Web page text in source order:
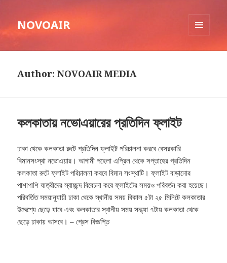
NOVOAIR
Author:NOVOAIR MEDIA
কলকাতায় নভোএয়ারের প্রতিদিন ফ্লাইট
ঢাকা থেকে কলকাতা রুটে প্রতিদিন ফ্লাইট পরিচালনা করবে বেসরকারি
বিমানসংস্থা নভোএয়ার। আগামী পহেলা এপ্রিল থেকে সপ্তাহের প্রতিদিন
কলকাতা রুটে ফ্লাইট পরিচালনা করবে বিমান সংস্থাটি। ফ্লাইট বাড়ানোর
পাশাপাশি যাত্রীদের স্বাচ্ছন্দ বিবেচনা করে ফ্লাইটের সময়ও পরিবর্তন করা হয়েছে।
পরিবর্তিত সময়ানুযায়ী ঢাকা থেকে স্থানীয় সময় বিকাল ৫টা ২৫ মিনিটে কলকাতার
উদ্দেশ্যে ছেড়ে যাবে এবং কলকাতার স্থানীয় সময় সন্ধ্যা ৭টায় কলকাতা থেকে
ছেড়ে ঢাকায় আসবে। – প্রেস বিজ্ঞপ্তি